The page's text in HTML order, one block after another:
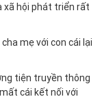
xã hội phát triển rất
mẹ với con cái lại
tiện truyền thông
cái kết nối với